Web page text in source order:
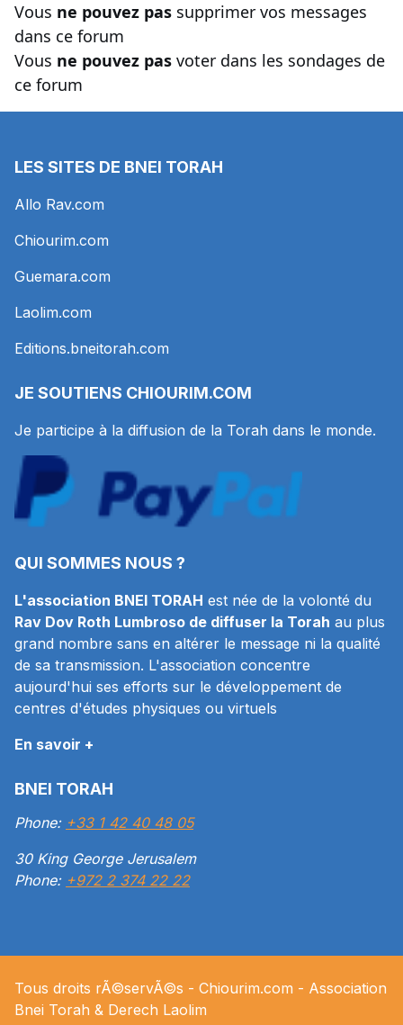
Vous ne pouvez pas supprimer vos messages
dans ce forum
Vous ne pouvez pas voter dans les sondages de
ce forum
LES SITES DE BNEI TORAH
Allo Rav.com
Chiourim.com
Guemara.com
Laolim.com
Editions.bneitorah.com
JE SOUTIENS CHIOURIM.COM
Je participe à la diffusion de la Torah dans le monde.
QUI SOMMES NOUS ?
L'association BNEI TORAH est née de la volonté du
Rav Dov Roth Lumbroso de diffuser la Torah au plus
grand nombre sans en altérer le message ni la qualité
de sa transmission. L'association concentre
aujourd'hui ses efforts sur le développement de
centres d'études physiques ou virtuels
En savoir +
BNEI TORAH
Phone: +33 1 42 40 48 05
30 King George Jerusalem
Phone: +972 2 374 22 22
Tous droits rÃ©servÃ©s - Chiourim.com - Association
Bnei Torah & Derech Laolim